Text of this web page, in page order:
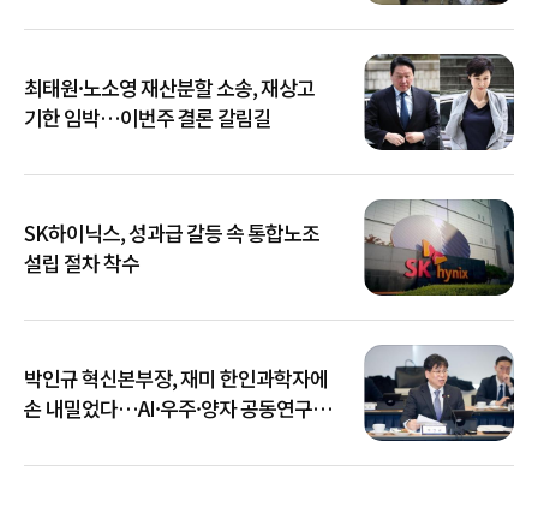
최태원·노소영 재산분할 소송, 재상고
기한 임박…이번주 결론 갈림길
SK하이닉스, 성과급 갈등 속 통합노조
설립 절차 착수
박인규 혁신본부장, 재미 한인과학자에
손 내밀었다…AI·우주·양자 공동연구